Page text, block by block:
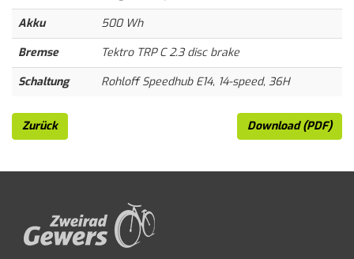
Akku
500 Wh
Bremse
Tektro TRP C 2.3 disc brake
Schaltung
Rohloff Speedhub E14, 14-speed, 36H
Zurück Download (PDF)